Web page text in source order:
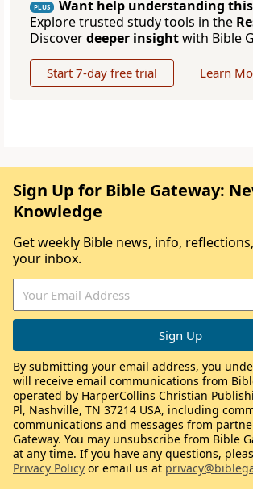
PLUS
Want help understanding this
Explore trusted study tools in the
Discoverdeeper insightwith Bible
Start 7-day free trial Learn
Sign Up for Bible Gateway:
Knowledge
Get weekly Bible news, info,
your inbox.
By submitting your email address, you
will receive email communications from
operated by HarperCollins Christian
Pl, Nashville, TN 37214 USA, including
communications and messages from
Gateway. You may unsubscribe from Bible
at any time. If you have any questions,
Privacy Policy or email us at